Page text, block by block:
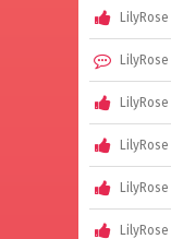
LilyRose
LilyRose
LilyRose
LilyRose
LilyRose
LilyRose